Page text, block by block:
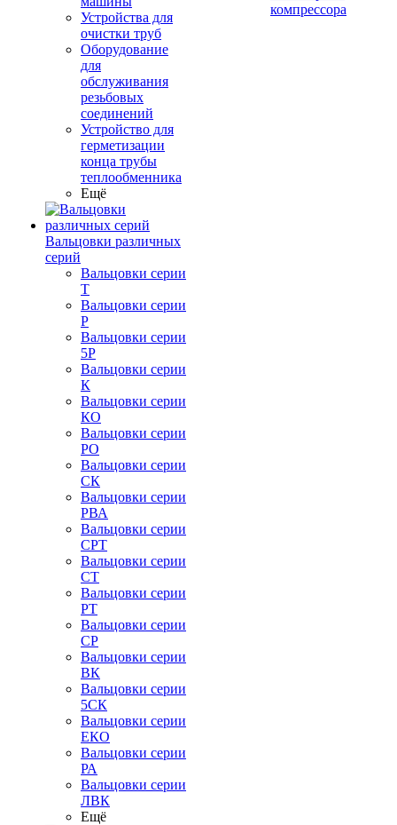
Устройства для
очистки труб
Оборудование
для
обслуживания
резьбовых
соединений
Устройство для
герметизации
конца трубы
теплообменника
Ещё
Вальцовки различных
серий
Вальцовки серии
Т
Вальцовки серии
Р
Вальцовки серии
5Р
Вальцовки серии
К
Вальцовки серии
КО
Вальцовки серии
РО
Вальцовки серии
СК
Вальцовки серии
РВА
Вальцовки серии
СРТ
Вальцовки серии
СТ
Вальцовки серии
РТ
Вальцовки серии
СР
Вальцовки серии
ВК
Вальцовки серии
5СК
Вальцовки серии
ЕКО
Вальцовки серии
РА
Вальцовки серии
ЛВК
Ещё
компрессора